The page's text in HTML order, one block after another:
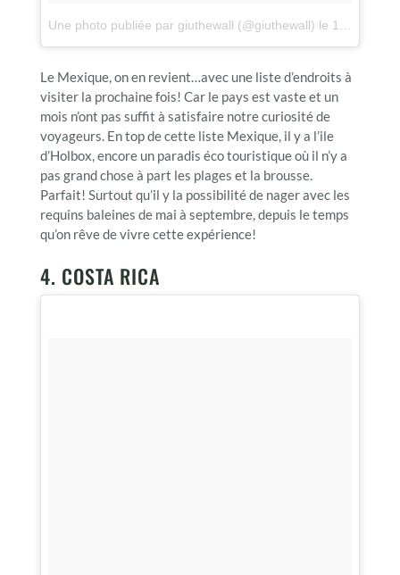
Une photo publiée par giuthewall (@giuthewall) le 15 Janv. 2016 à 11h07 PST
Le Mexique, on en revient…avec une liste d’endroits à
visiter la prochaine fois! Car le pays est vaste et un
mois n’ont pas suffit à satisfaire notre curiosité de
voyageurs. En top de cette liste Mexique, il y a l’ile
d’Holbox, encore un paradis éco touristique où il n’y a
pas grand chose à part les plages et la brousse.
Parfait! Surtout qu’il y la possibilité de nager avec les
requins baleines de mai à septembre, depuis le temps
qu’on rêve de vivre cette expérience!
4. COSTA RICA